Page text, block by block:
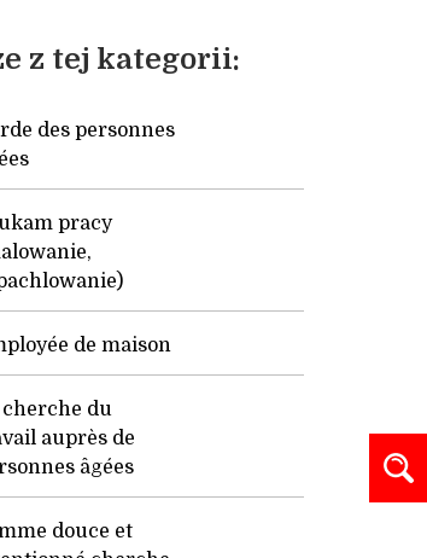
z tej kategorii:
des personnes
pracy
de maison
cherche du
auprès de
âgées
douce et